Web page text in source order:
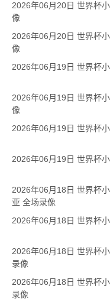
2026年06月20日 世界杯
像
2026年06月20日 世界杯
像
2026年06月19日 世界杯
2026年06月19日 世界杯
像
2026年06月19日 世界杯
2026年06月19日 世界杯
2026年06月18日 世界杯
亚 全场录像
2026年06月18日 世界杯
2026年06月18日 世界杯
录像
2026年06月18日 世界杯
录像